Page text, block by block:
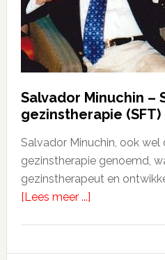
Salvador Minuchin –
gezinstherapie (SFT)
Salvador Minuchin, ook wel
gezinstherapie genoemd,
gezinstherapeut en
[Lees meer ...]